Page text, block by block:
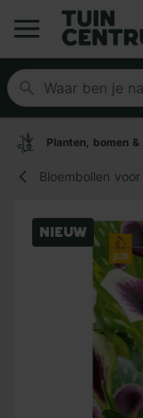
Logo
Planten, bomen
Bloembollen
Nieuw